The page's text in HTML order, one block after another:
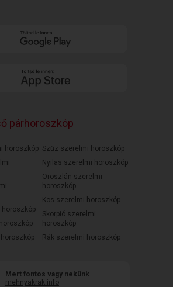
párhoroszkóp
horoszkóp
horoszkóp
Szűz szerelmi horoszkóp
Nyilas szerelmi horoszkóp
Oroszlán szerelmi
horoszkóp
Kos szerelmi horoszkóp
Skorpió szerelmi
horoszkóp
Rák szerelmi horoszkóp
Mert fontos vagy nekünk
mehnyakrak.info